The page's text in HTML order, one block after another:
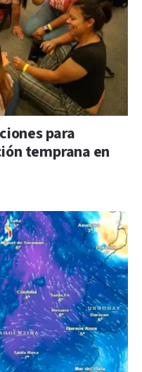
para
temprana en